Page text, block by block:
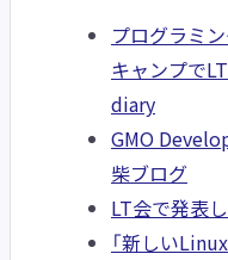
プログラミ
キャンプで
diary
GMO
柴ブログ
LT会で発表
「新しい